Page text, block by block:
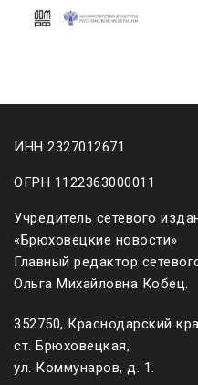
ИНН 2327012671
ОГРН 1122363000011
Учредитель сетевого
«Брюховецкие новости»
Главный редактор
Ольга Михайловна Кобец.
352750, Краснодарский
ст. Брюховецкая,
ул. Коммунаров, д. 1.